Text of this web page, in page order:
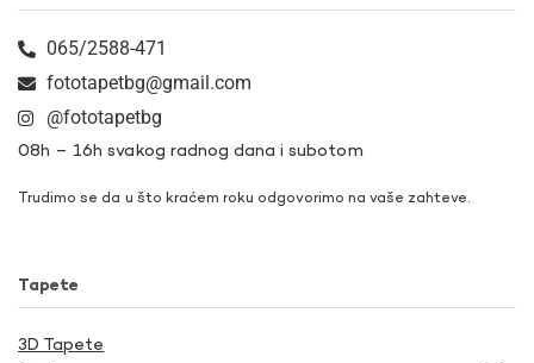
065/2588-471
fototapetbg@gmail.com
@fototapetbg
08h – 16h svakog radnog dana i subotom
Trudimo se da u što kraćem roku odgovorimo na vaše zahteve.
Tapete
3D Tapete